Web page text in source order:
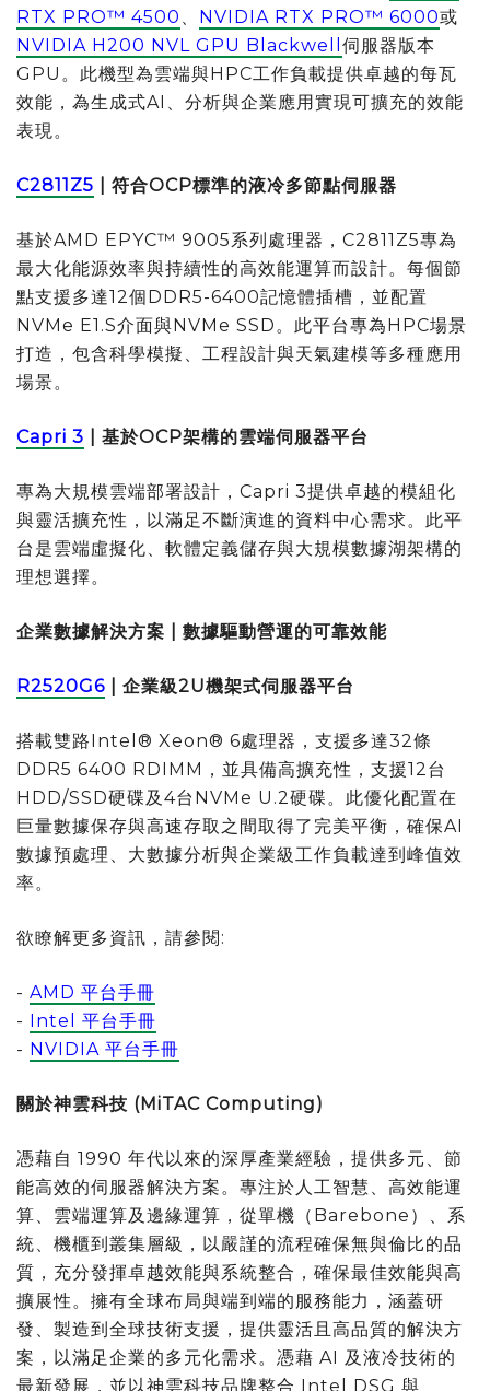
RTX PRO™ 4500
NVIDIA RTX PRO™ 6000或
NVIDIA H200 NVL GPU Blackwell 伺服器版本
GPU。此機型為雲端與HPC工作負載提供卓越的每瓦
效能，為生成式AI、分析與企業應用實現可擴充的效能
表現。
C2811Z5 符合OCP標準的液冷多節點伺服器
基於AMD EPYC™ 9005系列處理器，C2811Z5專為
最大化能源效率與持續性的高效能運算而設計。每個節
點支援多達12個DDR5-6400記憶體插槽，並配置
NVMe E1.S介面與NVMe SSD。此平台專為HPC場景
打造，包含科學模擬、工程設計與天氣建模等多種應用
場景。
Capri 3 基於OCP架構的雲端伺服器平台
專為大規模雲端部署設計，Capri 3提供卓越的模組化
與靈活擴充性，以滿足不斷演進的資料中心需求。此平
台是雲端虛擬化、軟體定義儲存與大規模數據湖架構的
理想選擇。
企業數據解決方案 數據驅動營運的可靠效能
R2520G6 企業級2U機架式伺服器平台
搭載雙路Intel® Xeon® 6處理器，支援多達32條
DDR5 6400 RDIMM，並具備高擴充性，支援12台
HDD/SSD硬碟及4台NVMe U.2硬碟。此優化配置在
巨量數據保存與高速存取之間取得了完美平衡，確保AI
數據預處理、大數據分析與企業級工作負載達到峰值效
率。
欲瞭解更多資訊，請參閱:
- AMD 平台手冊
- Intel 平台手冊
- NVIDIA 平台手冊
關於神雲科技 (MiTAC Computing)
憑藉自 1990 年代以來的深厚產業經驗，提供多元、節
能高效的伺服器解決方案。專注於人工智慧、高效能運
算、雲端運算及邊緣運算，從單機（Barebone）、系
統、機櫃到叢集層級，以嚴謹的流程確保無與倫比的品
質，充分發揮卓越效能與系統整合，確保最佳效能與高
擴展性。擁有全球布局與端到端的服務能力，涵蓋研
發、製造到全球技術支援，提供靈活且高品質的解決方
案，以滿足企業的多元化需求。憑藉 AI 及液冷技術的
最新發展，並以神雲科技品牌整合 Intel DSG 與